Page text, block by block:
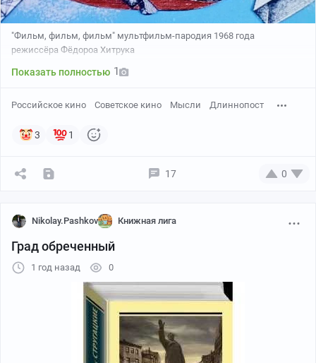
"Фильм, фильм, фильм" мультфильм-пародия 1968 года
режиссёра Фёдороа Хитрука
Показать полностью 1
Российское кино Советское кино Мысли Длиннопост
3 1
17 0
Nikolay.Pashkov Книжная лига
Град обреченный
1 год назад 0